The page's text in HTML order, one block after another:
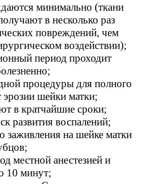
минимально (ткани
в несколько раз
повреждений, чем
воздействии);
период проходит
процедуры для полного
эрозии шейки матки;
в кратчайшие сроки;
развития воспалений;
заживления на шейке матки
местной анестезией и
10 минут;